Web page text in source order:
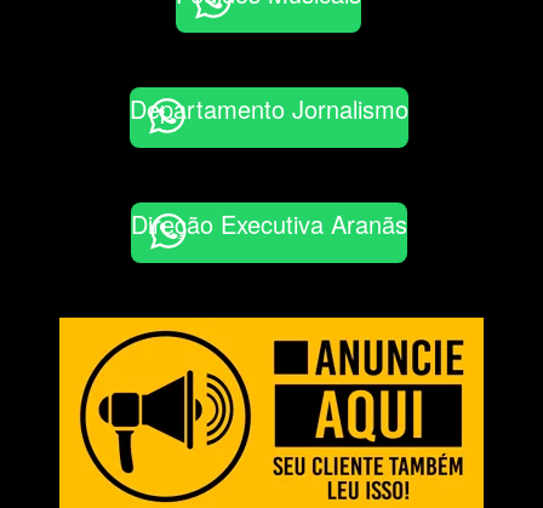
Departamento Jornalismo
Direção Executiva Aranãs